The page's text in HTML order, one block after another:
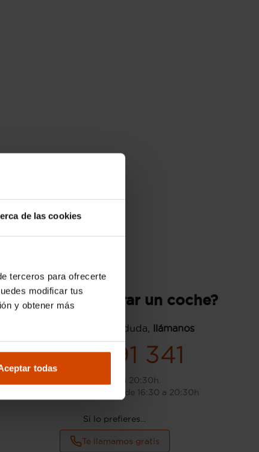
de las cookies
terceros para ofrecerte
modificar tus
y obtener más
todas
¿Quieres comprar un coche?
Si tienes cualquier duda, llámanos
935 491 341
L-S: de 9:00 a 20:30h.
D: de 10:00 a 14:00h y de 16:30 a 20:30h
Si lo prefieres...
Te llamamos gratis